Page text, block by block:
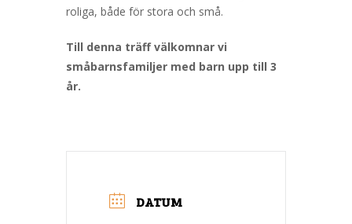
roliga, både för stora och små.
Till denna träff välkomnar vi
småbarnsfamiljer med barn upp till 3
år.
DATUM